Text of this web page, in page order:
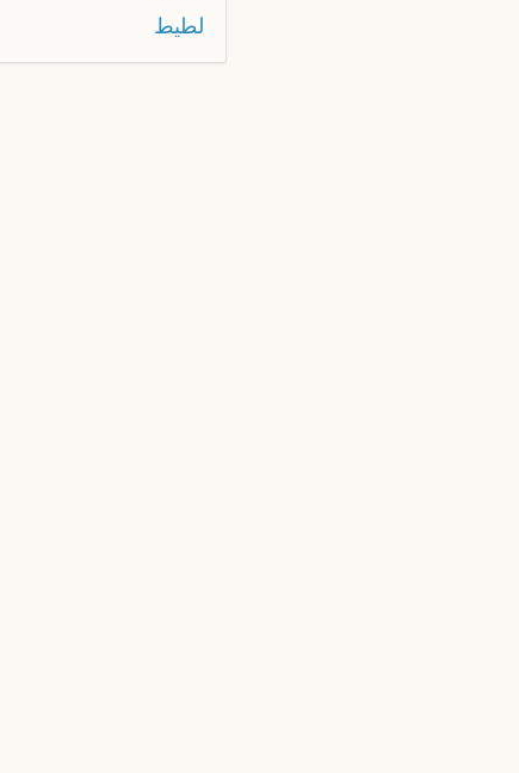
لطيط